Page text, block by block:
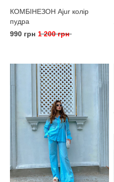
КОМБІНЕЗОН Ajur колір
пудра
990 грн 1 200 грн